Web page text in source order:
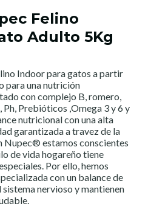
Felino
Adulto 5Kg
Indoor para gatos a partir
para una nutrición
con complejo B, romero,
Ph, Prebióticos ,Omega 3 y 6 y
nutricional con una alta
garantizada a travez de la
Nupec® estamos conscientes
de vida hogareño tiene
Por ello, hemos
con un balance de
nervioso y mantienen